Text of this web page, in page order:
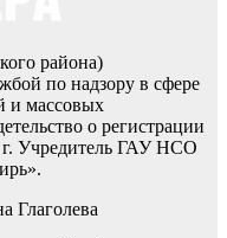
района)
по надзору в сфере
и массовых
о регистрации
Учредитель ГАУ НСО
Глаголева